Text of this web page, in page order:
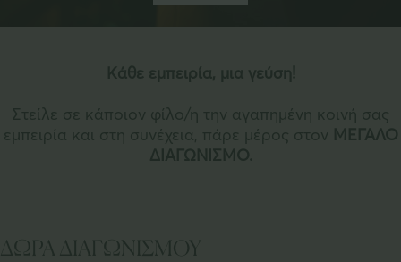
Κάθε εμπειρία, μια γεύση!
Στείλε σε κάποιον φίλο/η την αγαπημένη κοινή σας
εμπειρία και στη συνέχεια, πάρε μέρος στον ΜΕΓΑΛΟ
ΔΙΑΓΩΝΙΣΜΟ.
ΔΩΡΑ ΔΙΑΓΩΝΙΣΜΟΥ